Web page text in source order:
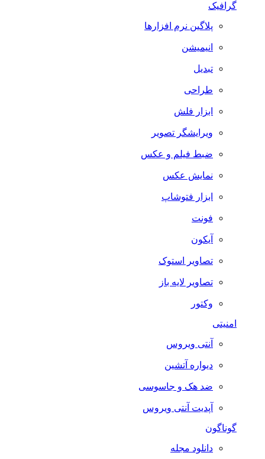
گرافیک
پلاگین نرم افزارها
انیمیشن
تبدیل
طراحی
ابزار فلش
ویرایشگر تصویر
ضبط فيلم و عكس
نمایش عکس
ابزار فتوشاپ
فونت
آیکون
تصاویر استوک
تصاویر لایه باز
وکتور
امنیتی
آنتی ویروس
دیواره آتشین
ضد هک و جاسوسی
آپدیت آنتی ویروس
گوناگون
دانلود مجله